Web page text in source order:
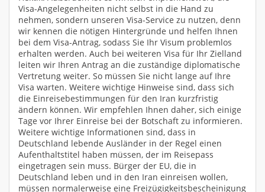
Visa-Angelegenheiten nicht selbst in die Hand zu
nehmen, sondern unseren Visa-Service zu nutzen, denn
wir kennen die nötigen Hintergründe und helfen Ihnen
bei dem Visa-Antrag, sodass Sie Ihr Visum problemlos
erhalten werden. Auch bei weiteren Visa für Ihr Zielland
leiten wir Ihren Antrag an die zuständige diplomatische
Vertretung weiter. So müssen Sie nicht lange auf Ihre
Visa warten. Weitere wichtige Hinweise sind, dass sich
die Einreisebestimmungen für den Iran kurzfristig
ändern können. Wir empfehlen Ihnen daher, sich einige
Tage vor Ihrer Einreise bei der Botschaft zu informieren.
Weitere wichtige Informationen sind, dass in
Deutschland lebende Ausländer in der Regel einen
Aufenthaltstitel haben müssen, der im Reisepass
eingetragen sein muss. Bürger der EU, die in
Deutschland leben und in den Iran einreisen wollen,
müssen normalerweise eine Freizügigkeitsbescheinigung